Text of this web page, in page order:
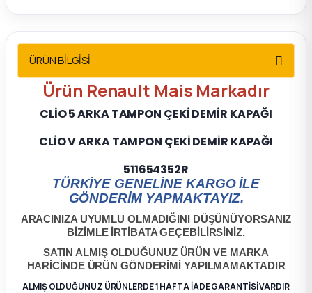
Sedan
ÜRÜN BİLGİSİ
Ürün Renault Mais Markadır
CLİO 5 ARKA TAMPON ÇEKİ DEMİR KAPAĞI
CLİO V ARKA TAMPON ÇEKİ DEMİR KAPAĞI
511654352R
TÜRKİYE GENELİNE KARGO İLE
GÖNDERİM YAPMAKTAYIZ.
ARACINIZA UYUMLU OLMADIĞINI DÜŞÜNÜYORSANIZ
BİZİMLE İRTİBATA GEÇEBİLİRSİNİZ.
SATIN ALMIŞ OLDUĞUNUZ ÜRÜN VE MARKA
HARİCİNDE ÜRÜN GÖNDERİMİ YAPILMAMAKTADIR
ALMIŞ OLDUĞUNUZ ÜRÜNLERDE 1 HAFTA İADE GARANTİSİ VARDIR